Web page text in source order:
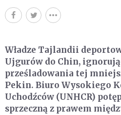
Władze Tajlandii
Ujgurów do Chin,
prześladowania tej
Pekin. Biuro Wysokiego
Uchodźców (UNHCR)
sprzeczną z prawem